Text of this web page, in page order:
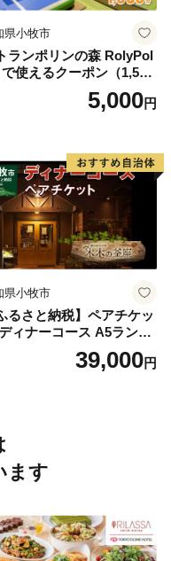
県小牧市
ランポリンの森 RolyPol
使えるクーポン（1,500
5,000円
県小牧市
るさと納税】ペアチケッ
ィナーコース A5ランク
牛 コース 記念日 お誕生
特別な日 完全個室 ノンア
小牧市 送料無料
39,000円
ます